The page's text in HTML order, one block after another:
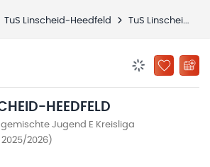
TuS Linscheid-Heedfeld TuS Linscheid-Heedfeld
ZU
HEEDFELD
gemischte Jugend E Kreisliga
2026)